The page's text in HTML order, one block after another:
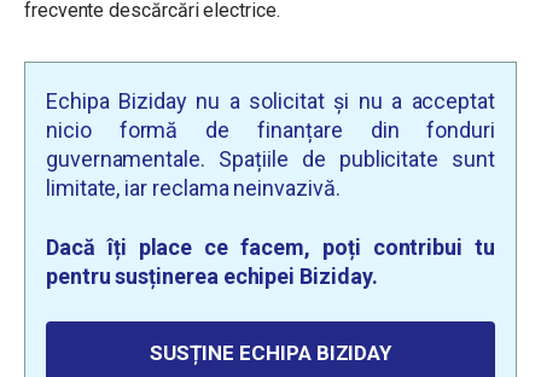
frecvente descărcări electrice.
Echipa Biziday nu a solicitat și nu a acceptat
nicio formă de finanțare din fonduri
guvernamentale. Spațiile de publicitate sunt
limitate, iar reclama neinvazivă.
Dacă îți place ce facem, poți contribui tu
pentru susținerea echipei Biziday.
SUSȚINE ECHIPA BIZIDAY